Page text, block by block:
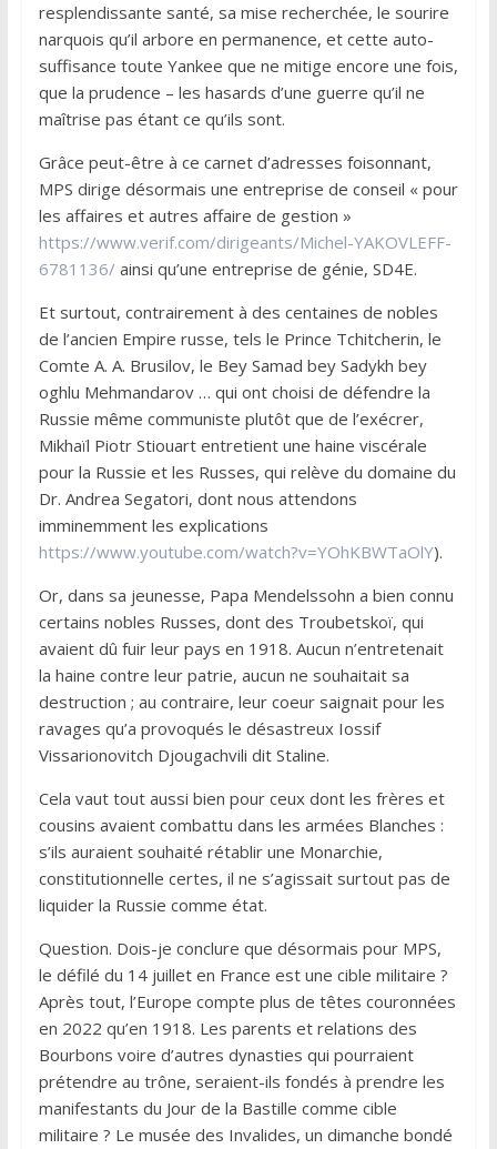
resplendissante santé, sa mise recherchée, le sourire
narquois qu’il arbore en permanence, et cette auto-
suffisance toute Yankee que ne mitige encore une fois,
que la prudence – les hasards d’une guerre qu’il ne
maîtrise pas étant ce qu’ils sont.
Grâce peut-être à ce carnet d’adresses foisonnant,
MPS dirige désormais une entreprise de conseil « pour
les affaires et autres affaire de gestion »
https://www.verif.com/dirigeants/Michel-YAKOVLEFF-
6781136/ ainsi qu’une entreprise de génie, SD4E.
Et surtout, contrairement à des centaines de nobles
de l’ancien Empire russe, tels le Prince Tchitcherin, le
Comte A. A. Brusilov, le Bey Samad bey Sadykh bey
oghlu Mehmandarov … qui ont choisi de défendre la
Russie même communiste plutôt que de l’exécrer,
Mikhaïl Piotr Stiouart entretient une haine viscérale
pour la Russie et les Russes, qui relève du domaine du
Dr. Andrea Segatori, dont nous attendons
imminemment les explications
https://www.youtube.com/watch?v=YOhKBWTaOlY).
Or, dans sa jeunesse, Papa Mendelssohn a bien connu
certains nobles Russes, dont des Troubetskoï, qui
avaient dû fuir leur pays en 1918. Aucun n’entretenait
la haine contre leur patrie, aucun ne souhaitait sa
destruction ; au contraire, leur coeur saignait pour les
ravages qu’a provoqués le désastreux Iossif
Vissarionovitch Djougachvili dit Staline.
Cela vaut tout aussi bien pour ceux dont les frères et
cousins avaient combattu dans les armées Blanches :
s’ils auraient souhaité rétablir une Monarchie,
constitutionnelle certes, il ne s’agissait surtout pas de
liquider la Russie comme état.
Question. Dois-je conclure que désormais pour MPS,
le défilé du 14 juillet en France est une cible militaire ?
Après tout, l’Europe compte plus de têtes couronnées
en 2022 qu’en 1918. Les parents et relations des
Bourbons voire d’autres dynasties qui pourraient
prétendre au trône, seraient-ils fondés à prendre les
manifestants du Jour de la Bastille comme cible
militaire ? Le musée des Invalides, un dimanche bondé